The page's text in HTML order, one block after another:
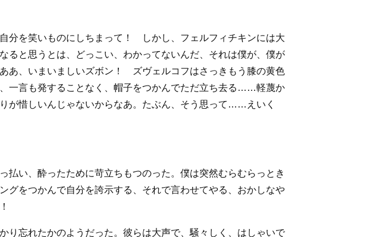
分を笑いものにしちまって！ しかし、フェルフィチキンには大
ると思うとは、どっこい、わかってないんだ、それは僕が、僕が
、いまいましいズボン！ ズヴェルコフはさっきもう膝の黄色
言も発することなく、帽子をつかんでただ立ち去る……軽蔑か
が惜しいんじゃないからなあ。たぶん、そう思って……えいく
い、酔ったために苛立ちもつのった。僕は突然むらむらっとき
グをつかんで自分を誇示する、それで言わせてやる、おかしなや
り忘れたかのようだった。彼らは大声で、騒々しく、はしゃいで